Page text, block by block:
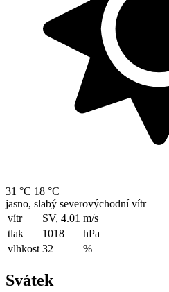
31 °C 18 °C
jasno, slabý severovýchodní vítr
vítr
SV, 4.01 m/s
tlak
1018
hPa
vlhkost 32 %
Svátek